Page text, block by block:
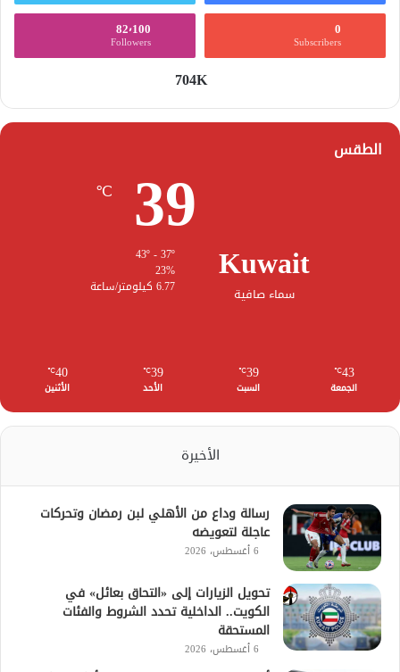
0
Subscribers
82٬100
Followers
704K
الطقس
Kuwait
سماء صافية
39
℃
23%
6.77 كيلومتر/ساعة
43
℃
الجمعة
39
℃
السبت
39
℃
الأحد
40
℃
الأثنين
الأخيرة
رسالة وداع من الأهلي لبن رمضان وتحركات
عاجلة لتعويضه
6 أغسطس، 2026
تحويل الزيارات إلى «التحاق بعائل» في
الكويت.. الداخلية تحدد الشروط والفئات
المستحقة
6 أغسطس، 2026